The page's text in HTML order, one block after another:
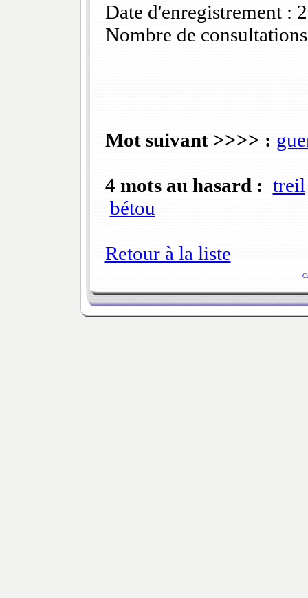
Date d'enregistrement :
Nombre de
Mot suivant >>>> :
4 mots au hasard : treil
bétou
Retour à la liste